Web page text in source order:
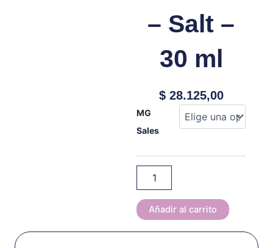
– Salt –
30 ml
$28.125,00
MG
Sales
King’s
-
-
DUCHESS
Salt
-
30
Añadir al carrito